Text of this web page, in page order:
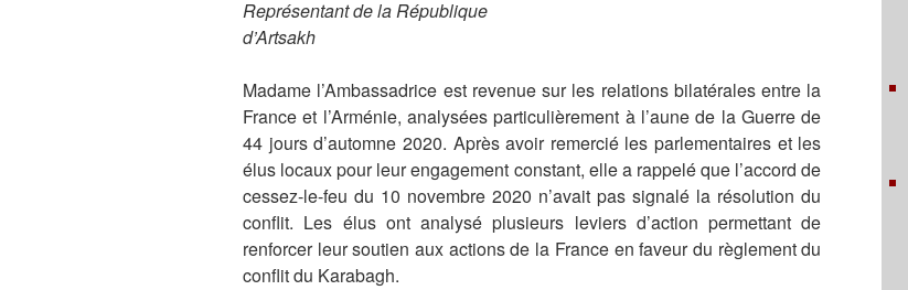
Représentant de la République
d’Artsakh
Madame l’Ambassadrice est revenue sur les relations bilatérales entre la
France et l’Arménie, analysées particulièrement à l’aune de la Guerre de
44 jours d’automne 2020. Après avoir remercié les parlementaires et les
élus locaux pour leur engagement constant, elle a rappelé que l’accord de
cessez-le-feu du 10 novembre 2020 n’avait pas signalé la résolution du
conflit. Les élus ont analysé plusieurs leviers d’action permettant de
renforcer leur soutien aux actions de la France en faveur du règlement du
conflit du Karabagh.